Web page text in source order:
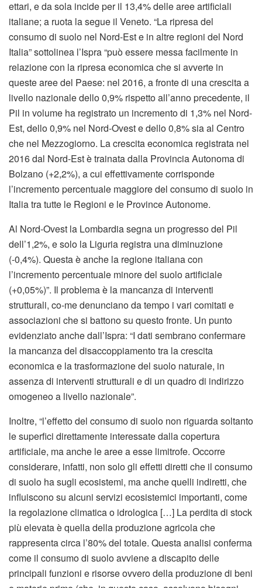
ettari, e da sola incide per il 13,4% delle aree artificiali
italiane; a ruota la segue il Veneto. “La ripresa del
consumo di suolo nel Nord-Est e in altre regioni del Nord
Italia” sottolinea l’Ispra “può essere messa facilmente in
relazione con la ripresa economica che si avverte in
queste aree del Paese: nel 2016, a fronte di una crescita a
livello nazionale dello 0,9% rispetto all’anno precedente, il
Pil in volume ha registrato un incremento di 1,3% nel Nord-
Est, dello 0,9% nel Nord-Ovest e dello 0,8% sia al Centro
che nel Mezzogiorno. La crescita economica registrata nel
2016 dal Nord-Est è trainata dalla Provincia Autonoma di
Bolzano (+2,2%), a cui effettivamente corrisponde
l’incremento percentuale maggiore del consumo di suolo in
Italia tra tutte le Regioni e le Province Autonome.
Al Nord-Ovest la Lombardia segna un progresso del Pil
dell’1,2%, e solo la Liguria registra una diminuzione
(-0,4%). Questa è anche la regione italiana con
l’incremento percentuale minore del suolo artificiale
(+0,05%)”. Il problema è la mancanza di interventi
strutturali, co-me denunciano da tempo i vari comitati e
associazioni che si battono su questo fronte. Un punto
evidenziato anche dall’Ispra: “I dati sembrano confermare
la mancanza del disaccoppiamento tra la crescita
economica e la trasformazione del suolo naturale, in
assenza di interventi strutturali e di un quadro di indirizzo
omogeneo a livello nazionale”.
Inoltre, “l’effetto del consumo di suolo non riguarda soltanto
le superfici direttamente interessate dalla copertura
artificiale, ma anche le aree a esse limitrofe. Occorre
considerare, infatti, non solo gli effetti diretti che il consumo
di suolo ha sugli ecosistemi, ma anche quelli indiretti, che
influiscono su alcuni servizi ecosistemici importanti, come
la regolazione climatica o idrologica […] La perdita di stock
più elevata è quella della produzione agricola che
rappresenta circa l’80% del totale. Questa analisi conferma
come il consumo di suolo avviene a discapito delle
principali funzioni e risorse ovvero della produzione di beni